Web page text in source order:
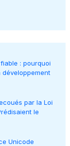
: pourquoi
développement
par la Loi
le
Unicode